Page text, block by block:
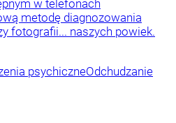
w telefonach
metodę diagnozowania
fotografii... naszych powiek.
psychiczneOdchudzanie